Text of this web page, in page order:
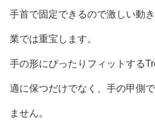
手首で固定できるので激しい動
業では重宝します。
手の形にぴったりフィットする
適に保つだけでなく、手の甲側
ません。